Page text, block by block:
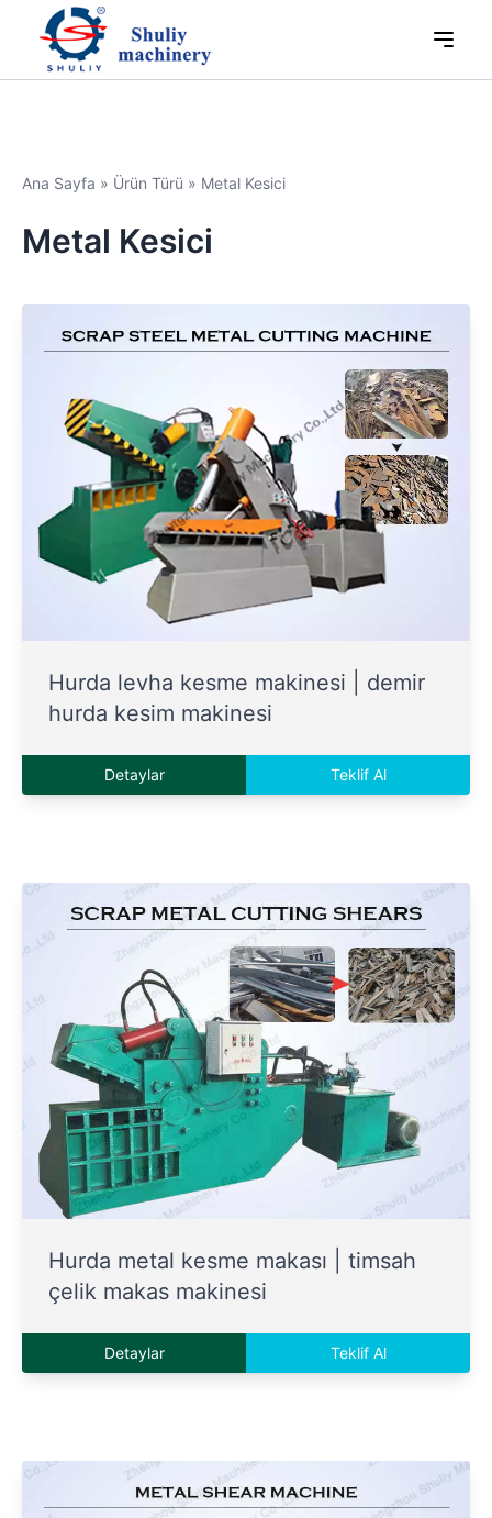
Ana Sayfa » Ürün Türü » Metal Kesici
Metal Kesici
Hurda levha kesme makinesi | demir
hurda kesim makinesi
Detaylar Teklif Al
Hurda metal kesme makası | timsah
çelik makas makinesi
Detaylar Teklif Al